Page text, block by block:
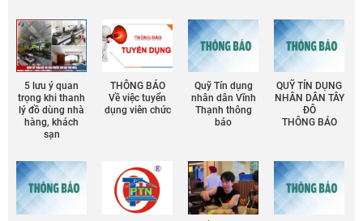
5 lưu ý quan
trọng khi thanh
lý đồ dùng nhà
hàng, khách
sạn
THÔNG BÁO
Về việc tuyển
dụng viên chức
Quỹ Tín dụng
nhân dân Vĩnh
Thạnh thông
báo
QUỸ TÍN DỤNG
NHÂN DÂN TÂY
ĐÔ
THÔNG BÁO